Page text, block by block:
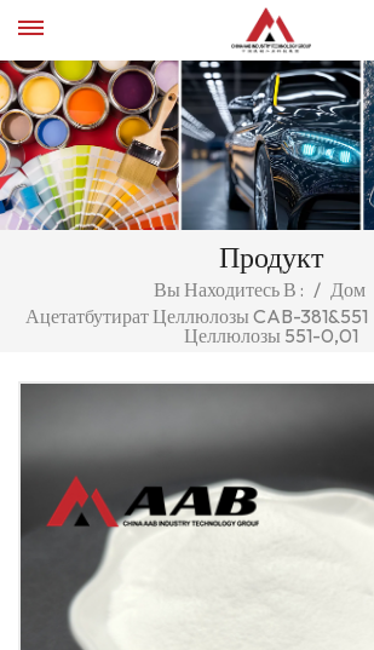
Продукт
Вы Находитесь В : / Дом
Ацетатбутират Целлюлозы CAB-381&551
Целлюлозы 551-0,01